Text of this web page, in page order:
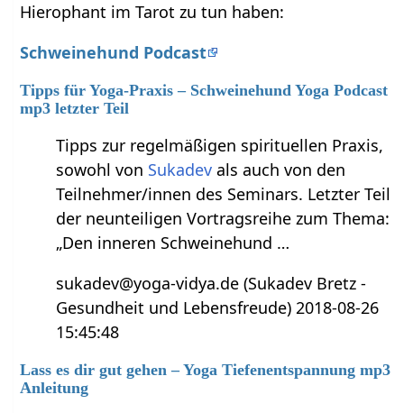
Hierophant im Tarot zu tun haben:
Schweinehund Podcast
Tipps für Yoga-Praxis – Schweinehund Yoga Podcast
mp3 letzter Teil
Tipps zur regelmäßigen spirituellen Praxis,
sowohl von Sukadevals auch von den
Teilnehmer/innen des Seminars. Letzter Teil
der neunteiligen Vortragsreihe zum Thema:
„Den inneren Schweinehund …
sukadev@yoga-vidya.de (Sukadev Bretz -
Gesundheit und Lebensfreude) 2018-08-26
15:45:48
Lass es dir gut gehen – Yoga Tiefenentspannung mp3
Anleitung